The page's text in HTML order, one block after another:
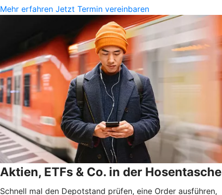
Mehr erfahren Jetzt Termin vereinbaren
Aktien, ETFs & Co. in der Hosentasche
Schnell mal den Depotstand prüfen, eine Order ausführen,